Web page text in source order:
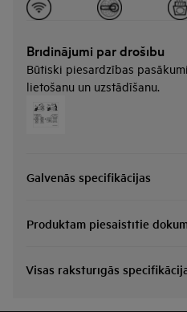
Brīdinājumi par drošību
Būtiski piesardzības
lietošanu un uzstādīšanu.
Galvenās specifikācijas
Produktam piesaistītie
Visas raksturīgās